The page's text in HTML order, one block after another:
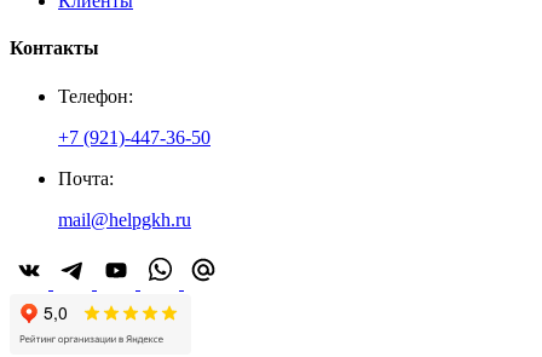
Контакты
Телефон:
+7 (921)-447-36-50
Почта:
mail@helpgkh.ru